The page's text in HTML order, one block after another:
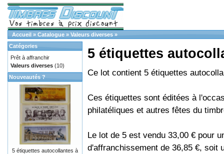
Accueil » Catalogue » Valeurs diverses »
5 étiquettes
Ce lot contient 5 étiquettes
Ces étiquettes sont éditées à
philatéliques et autres fêtes du
Le lot de 5 est vendu 33,00 € pour
d'affranchissement de 36,85 €, soit
Catégories
Prêt à affranchir
Valeurs diverses (10)
Nouveautés ?
5 étiquettes autocollantes à